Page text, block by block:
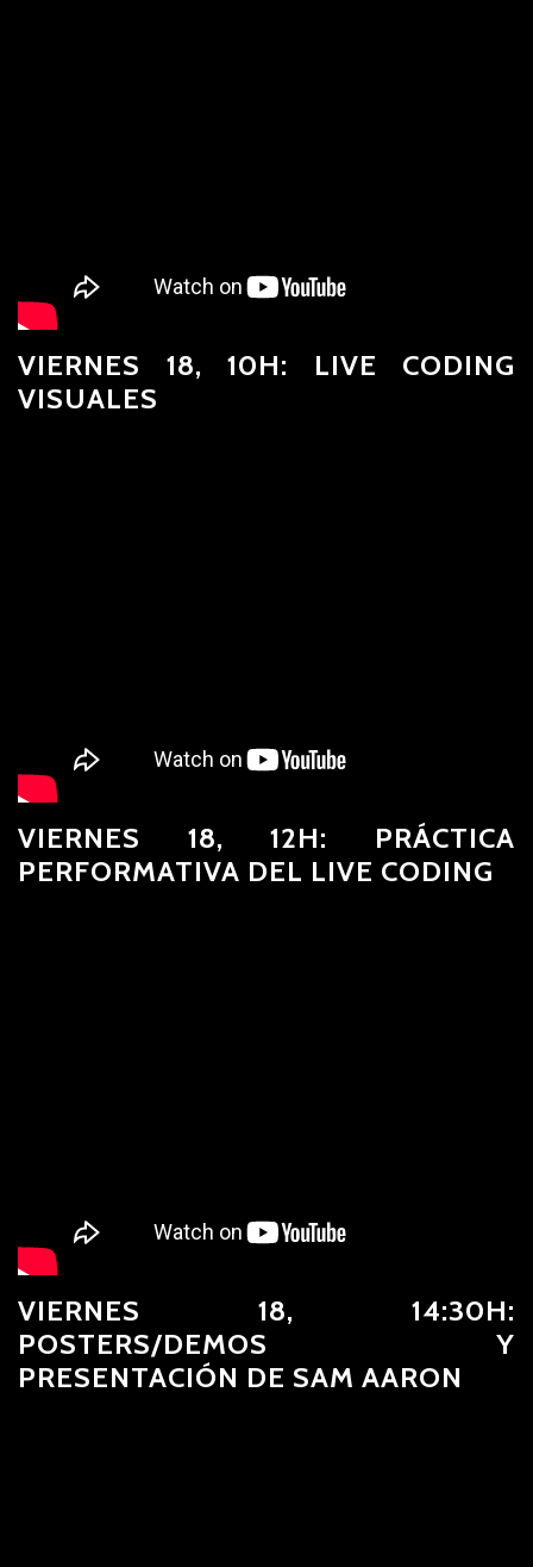
VIERNES 18, 10H: LIVE CODING
VISUALES
VIERNES 18, 12H: PRÁCTICA
PERFORMATIVA DEL LIVE CODING
VIERNES 18, 14:30H:
POSTERS/DEMOS Y
PRESENTACIÓN DE SAM AARON